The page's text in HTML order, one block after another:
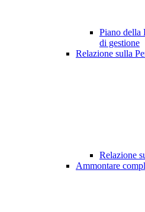
Piano della
di gestione
Relazione sulla
Relazione
Ammontare